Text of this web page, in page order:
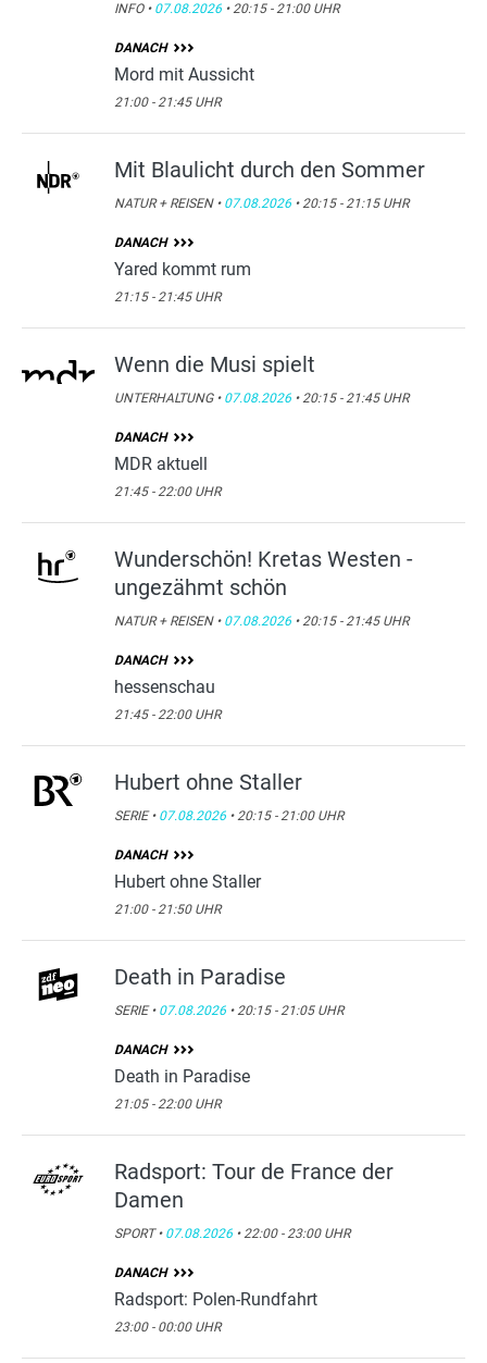
INFO • 07.08.2026 • 20:15 - 21:00 UHR
DANACH
Mord mit Aussicht
21:00 - 21:45 UHR
Mit Blaulicht durch den Sommer
NATUR + REISEN • 07.08.2026 • 20:15 - 21:15 UHR
DANACH
Yared kommt rum
21:15 - 21:45 UHR
Wenn die Musi spielt
UNTERHALTUNG • 07.08.2026 • 20:15 - 21:45 UHR
DANACH
MDR aktuell
21:45 - 22:00 UHR
Wunderschön! Kretas Westen -
ungezähmt schön
NATUR + REISEN • 07.08.2026 • 20:15 - 21:45 UHR
DANACH
hessenschau
21:45 - 22:00 UHR
Hubert ohne Staller
SERIE • 07.08.2026 • 20:15 - 21:00 UHR
DANACH
Hubert ohne Staller
21:00 - 21:50 UHR
Death in Paradise
SERIE • 07.08.2026 • 20:15 - 21:05 UHR
DANACH
Death in Paradise
21:05 - 22:00 UHR
Radsport: Tour de France der
Damen
SPORT • 07.08.2026 • 22:00 - 23:00 UHR
DANACH
Radsport: Polen-Rundfahrt
23:00 - 00:00 UHR